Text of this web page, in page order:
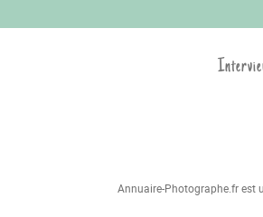
Annuaire-Photographe.fr est